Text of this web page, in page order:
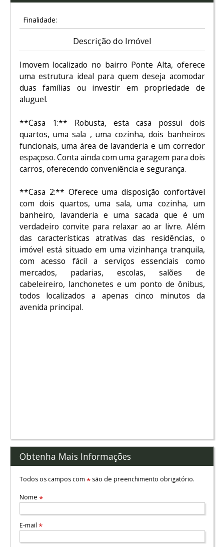
Finalidade:
Descrição do Imóvel
Imovem localizado no bairro Ponte Alta, oferece
uma estrutura ideal para quem deseja acomodar
duas famílias ou investir em propriedade de
aluguel.
**Casa 1:** Robusta, esta casa possui dois
quartos, uma sala , uma cozinha, dois banheiros
funcionais, uma área de lavanderia e um corredor
espaçoso. Conta ainda com uma garagem para dois
carros, oferecendo conveniência e segurança.
**Casa 2:** Oferece uma disposição confortável
com dois quartos, uma sala, uma cozinha, um
banheiro, lavanderia e uma sacada que é um
verdadeiro convite para relaxar ao ar livre. Além
das características atrativas das residências, o
imóvel está situado em uma vizinhança tranquila,
com acesso fácil a serviços essenciais como
mercados, padarias, escolas, salões de
cabeleireiro, lanchonetes e um ponto de ônibus,
todos localizados a apenas cinco minutos da
avenida principal.
Obtenha Mais Informações
Todos os campos com *são de preenchimento obrigatório.
Nome *
E-mail *